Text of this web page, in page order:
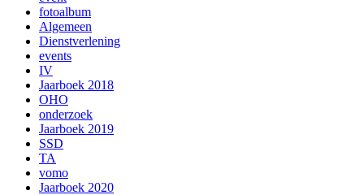
fotoalbum
Algemeen
Dienstverlening
events
IV
Jaarboek 2018
OHO
onderzoek
Jaarboek 2019
SSD
TA
vomo
Jaarboek 2020